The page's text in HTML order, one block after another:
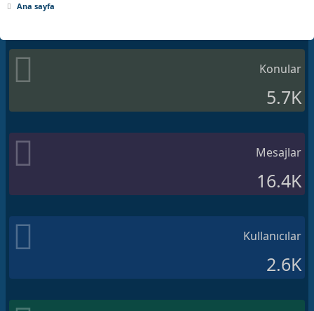
Ana sayfa
Konular
5.7K
Mesajlar
16.4K
Kullanıcılar
2.6K